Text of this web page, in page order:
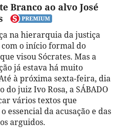
Branco ao alvo José
na hierarquia da justiça
o início formal do
visou Sócrates. Mas a
já estava há muito
à próxima sexta-feira, dia
do juiz Ivo Rosa, a SÁBADO
vários textos que
essencial da acusação e das
arguidos.